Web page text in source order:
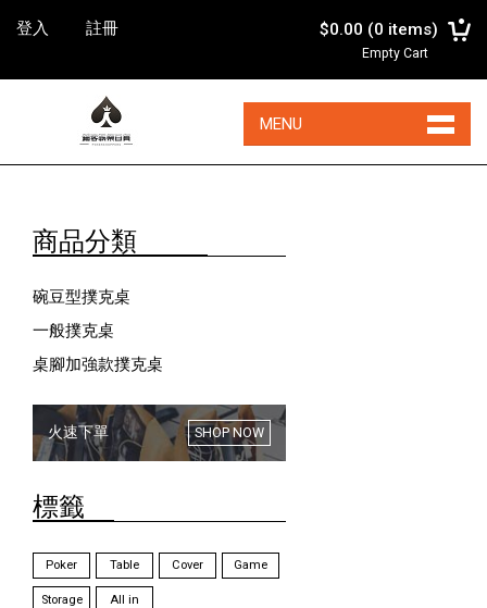
登入 註冊 $0.00 (0 items)
Empty Cart
MENU
商品分類
碗豆型撲克桌
一般撲克桌
桌腳加強款撲克桌
火速下單 SHOP NOW
標籤
Poker Table Cover Game
Storage All in